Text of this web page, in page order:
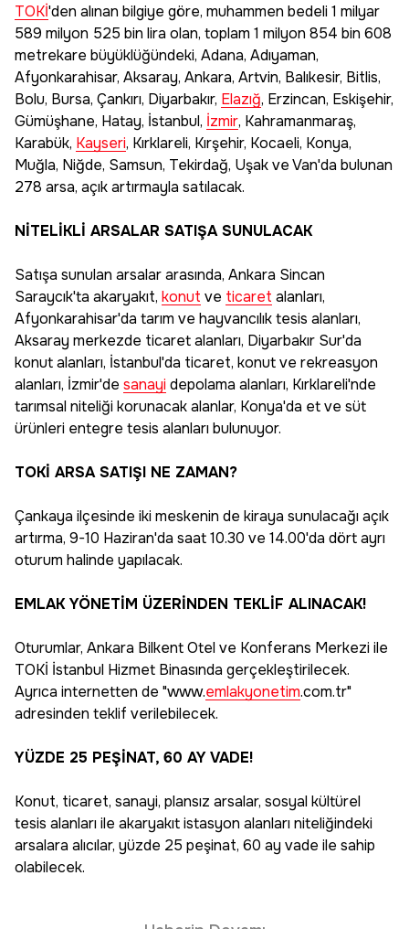
TOKİ'den alınan bilgiye göre, muhammen bedeli 1 milyar
589 milyon 525 bin lira olan, toplam 1 milyon 854 bin 608
metrekare büyüklüğündeki, Adana, Adıyaman,
Afyonkarahisar, Aksaray, Ankara, Artvin, Balıkesir, Bitlis,
Bolu, Bursa, Çankırı, Diyarbakır, Elazığ, Erzincan, Eskişehir,
Gümüşhane, Hatay, İstanbul, İzmir, Kahramanmaraş,
Karabük, Kayseri, Kırklareli, Kırşehir, Kocaeli, Konya,
Muğla, Niğde, Samsun, Tekirdağ, Uşak ve Van'da bulunan
278 arsa, açık artırmayla satılacak.
NİTELİKLİ ARSALAR SATIŞA SUNULACAK
Satışa sunulan arsalar arasında, Ankara Sincan
Saraycık'ta akaryakıt, konut ve ticaret alanları,
Afyonkarahisar'da tarım ve hayvancılık tesis alanları,
Aksaray merkezde ticaret alanları, Diyarbakır Sur'da
konut alanları, İstanbul'da ticaret, konut ve rekreasyon
alanları, İzmir'de sanayidepolama alanları, Kırklareli'nde
tarımsal niteliği korunacak alanlar, Konya'da et ve süt
ürünleri entegre tesis alanları bulunuyor.
TOKİ ARSA SATIŞI NE ZAMAN?
Çankaya ilçesinde iki meskenin de kiraya sunulacağı açık
artırma, 9-10 Haziran'da saat 10.30 ve 14.00'da dört ayrı
oturum halinde yapılacak.
EMLAK YÖNETİM ÜZERİNDEN TEKLİF ALINACAK!
Oturumlar, Ankara Bilkent Otel ve Konferans Merkezi ile
TOKİ İstanbul Hizmet Binasında gerçekleştirilecek.
Ayrıca internetten de "www.emlakyonetim.com.tr"
adresinden teklif verilebilecek.
YÜZDE 25 PEŞİNAT, 60 AY VADE!
Konut, ticaret, sanayi, plansız arsalar, sosyal kültürel
tesis alanları ile akaryakıt istasyon alanları niteliğindeki
arsalara alıcılar, yüzde 25 peşinat, 60 ay vade ile sahip
olabilecek.